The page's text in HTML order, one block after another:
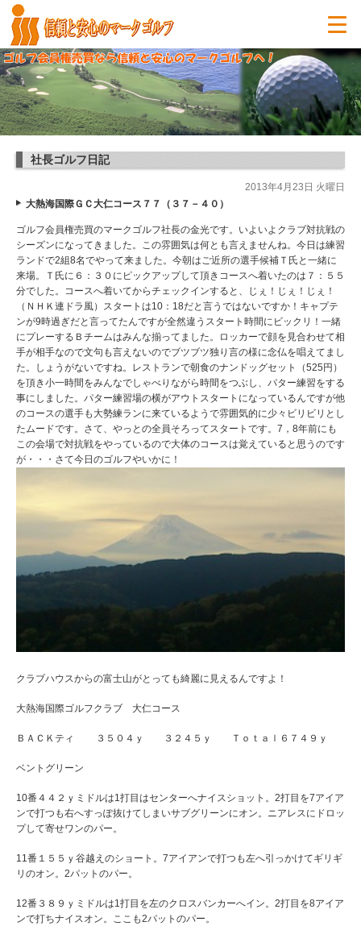
社長ゴルフ日記
2013年4月23日 火曜日
大熱海国際ＧＣ大仁コース７７（３７－４０）
ゴルフ会員権売買のマークゴルフ社長の金光です。いよいよクラブ対抗戦の
シーズンになってきました。この雰囲気は何とも言えませんね。今日は練習
ランドで2組8名でやって来ました。今朝はご近所の選手候補Ｔ氏と一緒に
来場。Ｔ氏に６：３０にピックアップして頂きコースへ着いたのは７：５５
分でした。コースへ着いてからチェックインすると、じぇ！じぇ！じぇ！
（ＮＨＫ連ドラ風）スタートは10：18だと言うではないですか！キャプテ
ンが9時過ぎだと言ってたんですが全然違うスタート時間にビックリ！一緒
にプレーするＢチームはみんな揃ってました。ロッカーで顔を見合わせて相
手が相手なので文句も言えないのでブツブツ独り言の様に念仏を唱えてまし
た。しょうがないですね。レストランで朝食のナンドッグセット（525円）
を頂き小一時間をみんなでしゃべりながら時間をつぶし、パター練習をする
事にしました。パター練習場の横がアウトスタートになっているんですが他
のコースの選手も大勢練ランに来ているようで雰囲気的に少々ビリビリとし
たムードです。さて、やっとの全員そろってスタートです。7，8年前にも
この会場で対抗戦をやっているので大体のコースは覚えていると思うのです
が・・・さて今日のゴルフやいかに！
クラブハウスからの富士山がとっても綺麗に見えるんですよ！
大熱海国際ゴルフクラブ 大仁コース
ＢＡＣＫティ ３５０４ｙ ３２４５ｙ Ｔｏｔａｌ６７４９ｙ
ベントグリーン
10番４４２ｙミドルは1打目はセンターへナイスショット。2打目を7アイア
ンで打つも右へすっぽ抜けてしまいサブグリーンにオン。ニアレスにドロッ
プして寄せワンのパー。
11番１５５ｙ谷越えのショート。7アイアンで打つも左へ引っかけてギリギ
リのオン。2パットのパー。
12番３８９ｙミドルは1打目を左のクロスバンカーへイン。2打目を8アイア
ンで打ちナイスオン。ここも2パットのパー。